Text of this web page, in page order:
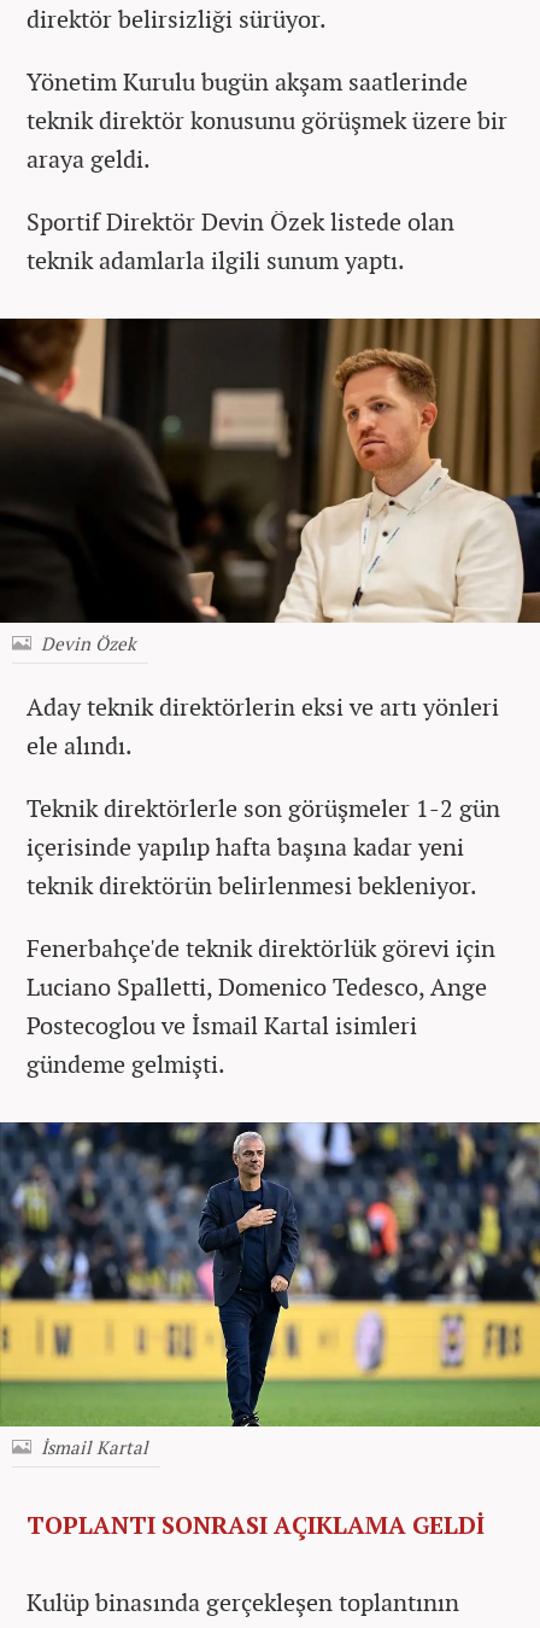
direktör belirsizliği sürüyor.
Yönetim Kurulu bugün akşam saatlerinde
teknik direktör konusunu görüşmek üzere bir
araya geldi.
Sportif Direktör Devin Özek listede olan
teknik adamlarla ilgili sunum yaptı.
Devin Özek
Aday teknik direktörlerin eksi ve artı yönleri
ele alındı.
Teknik direktörlerle son görüşmeler 1-2 gün
içerisinde yapılıp hafta başına kadar yeni
teknik direktörün belirlenmesi bekleniyor.
Fenerbahçe'de teknik direktörlük görevi için
Luciano Spalletti, Domenico Tedesco, Ange
Postecoglou ve İsmail Kartal isimleri
gündeme gelmişti.
İsmail Kartal
TOPLANTI SONRASI AÇIKLAMA GELDİ
Kulüp binasında gerçekleşen toplantının